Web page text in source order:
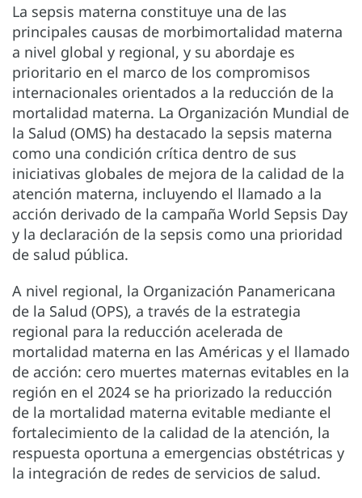
La sepsis materna constituye una de las
principales causas de morbimortalidad materna
a nivel global y regional, y su abordaje es
prioritario en el marco de los compromisos
internacionales orientados a la reducción de la
mortalidad materna. La Organización Mundial de
la Salud (OMS) ha destacado la sepsis materna
como una condición crítica dentro de sus
iniciativas globales de mejora de la calidad de la
atención materna, incluyendo el llamado a la
acción derivado de la campaña World Sepsis Day
y la declaración de la sepsis como una prioridad
de salud pública.
A nivel regional, la Organización Panamericana
de la Salud (OPS), a través de la estrategia
regional para la reducción acelerada de
mortalidad materna en las Américas y el llamado
de acción: cero muertes maternas evitables en la
región en el 2024 se ha priorizado la reducción
de la mortalidad materna evitable mediante el
fortalecimiento de la calidad de la atención, la
respuesta oportuna a emergencias obstétricas y
la integración de redes de servicios de salud.